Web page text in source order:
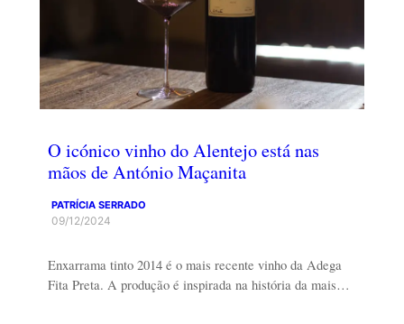
O icónico vinho do Alentejo está nas
mãos de António Maçanita
PATRÍCIA SERRADO
09/12/2024
Enxarrama tinto 2014 é o mais recente vinho da Adega
Fita Preta. A produção é inspirada na história da mais…